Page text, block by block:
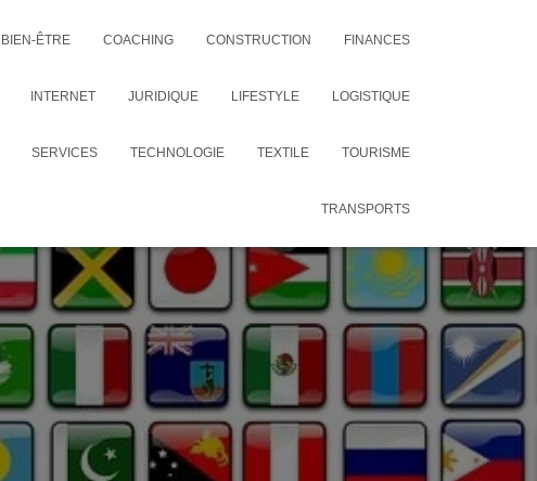
BIEN-ÊTRE COACHING CONSTRUCTION FINANCES
INTERNET JURIDIQUE LIFESTYLE LOGISTIQUE
SERVICES TECHNOLOGIE TEXTILE TOURISME
TRANSPORTS